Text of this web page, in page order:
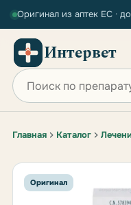
Оригинал из аптек ЕС ·
Интервет
Поиск по сайту
Главная Каталог
Оригинал